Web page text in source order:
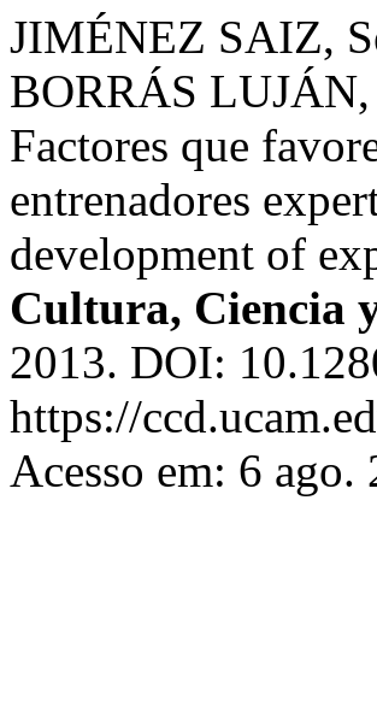
JIMÉNEZ SAIZ,
BORRÁS
Factores que
entrenadores
development of
Cultura, Ciencia
2013. DOI:
https://
Acesso em: 6 ago.